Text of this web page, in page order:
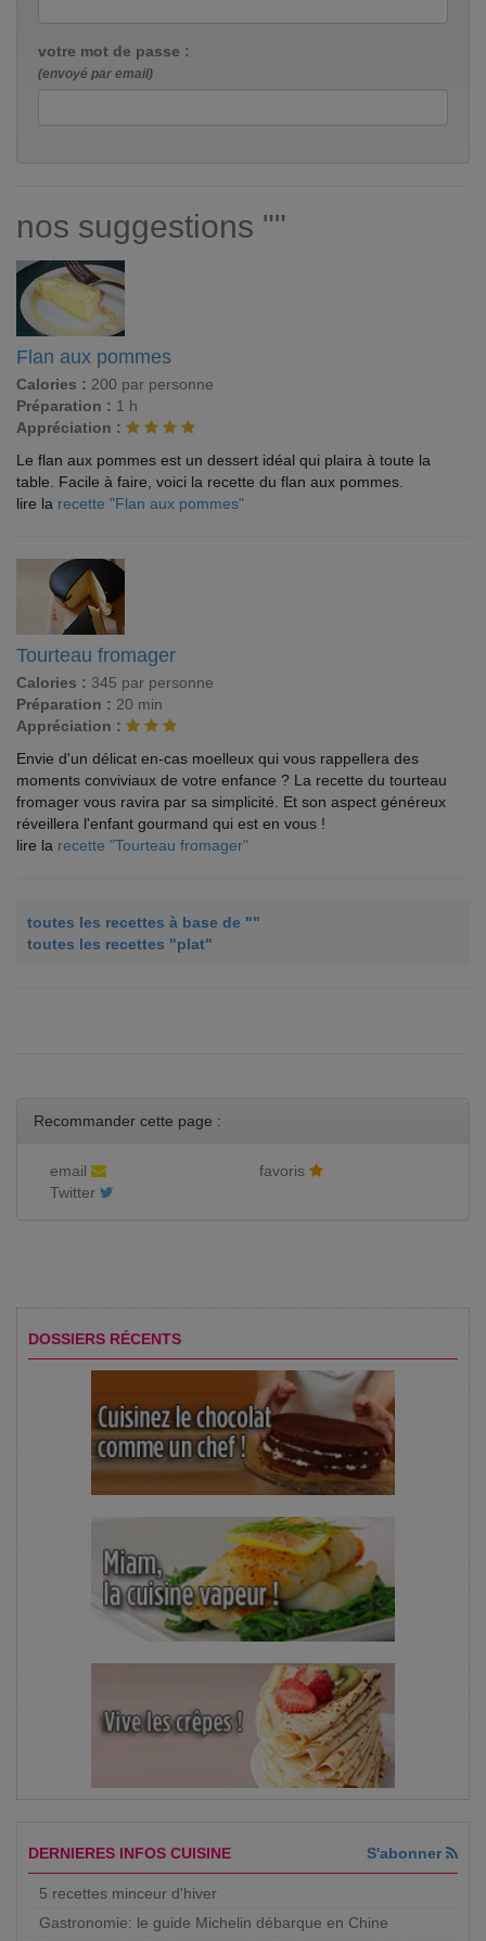
votre mot de passe :
(envoyé par email)
nos suggestions ""
Flan aux pommes
Calories : 200 par personne
Préparation : 1 h
Appréciation :
Le flan aux pommes est un dessert idéal qui plaira à toute la
table. Facile à faire, voici la recette du flan aux pommes.
lire la recette "Flan aux pommes"
Tourteau fromager
Calories : 345 par personne
Préparation : 20 min
Appréciation :
Envie d'un délicat en-cas moelleux qui vous rappellera des
moments conviviaux de votre enfance ? La recette du tourteau
fromager vous ravira par sa simplicité. Et son aspect généreux
réveillera l'enfant gourmand qui est en vous !
lire la recette "Tourteau fromager"
toutes les recettes à base de ""
toutes les recettes "plat"
Recommander cette page :
email
favoris
Twitter
DOSSIERS RÉCENTS
DERNIERES INFOS CUISINE S'abonner
5 recettes minceur d'hiver
Gastronomie: le guide Michelin débarque en Chine